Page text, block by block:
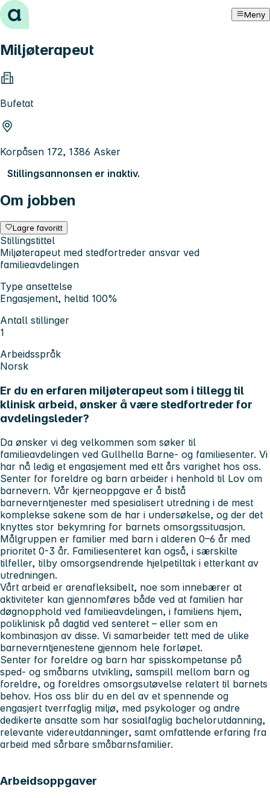
Hopp til innhold Meny
Miljøterapeut
Bufetat
Korpåsen 172, 1386 Asker
Stillingsannonsen er inaktiv.
Om jobben
Lagre favoritt
Stillingstittel
Miljøterapeut med stedfortreder ansvar ved
familieavdelingen
Type ansettelse
Engasjement, heltid 100%
Antall stillinger
1
Arbeidsspråk
Norsk
Er du en erfaren miljøterapeut som i tillegg til
klinisk arbeid, ønsker å være stedfortreder for
avdelingsleder?
Da ønsker vi deg velkommen som søker til
familieavdelingen ved Gullhella Barne- og familiesenter. Vi
har nå ledig et engasjement med ett års varighet hos oss.
Senter for foreldre og barn arbeider i henhold til Lov om
barnevern. Vår kjerneoppgave er å bistå
barneverntjenester med spesialisert utredning i de mest
komplekse sakene som de har i undersøkelse, og der det
knyttes stor bekymring for barnets omsorgssituasjon.
Målgruppen er familier med barn i alderen 0–6 år med
prioritet 0-3 år. Familiesenteret kan også, i særskilte
tilfeller, tilby omsorgsendrende hjelpetiltak i etterkant av
utredningen.
Vårt arbeid er arenafleksibelt, noe som innebærer at
aktiviteter kan gjennomføres både ved at familien har
døgnopphold ved familieavdelingen, i familiens hjem,
poliklinisk på dagtid ved senteret – eller som en
kombinasjon av disse. Vi samarbeider tett med de ulike
barneverntjenestene gjennom hele forløpet.
Senter for foreldre og barn har spisskompetanse på
sped- og småbarns utvikling, samspill mellom barn og
foreldre, og foreldres omsorgsutøvelse relatert til barnets
behov. Hos oss blir du en del av et spennende og
engasjert tverrfaglig miljø, med psykologer og andre
dedikerte ansatte som har sosialfaglig bachelorutdanning,
relevante videreutdanninger, samt omfattende erfaring fra
arbeid med sårbare småbarnsfamilier.
Arbeidsoppgaver